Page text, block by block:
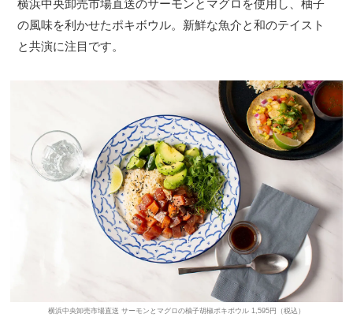
横浜中央卸売市場直送のサーモンとマグロを使用し、柚子
の風味を利かせたポキボウル。新鮮な魚介と和のテイスト
と共演に注目です。
横浜中央卸売市場直送 サーモンとマグロの柚子胡椒ポキボウル 1,595円（税込）